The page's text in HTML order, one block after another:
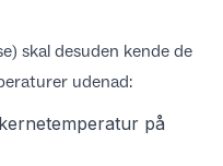
skal desuden kende de
udenad:
på